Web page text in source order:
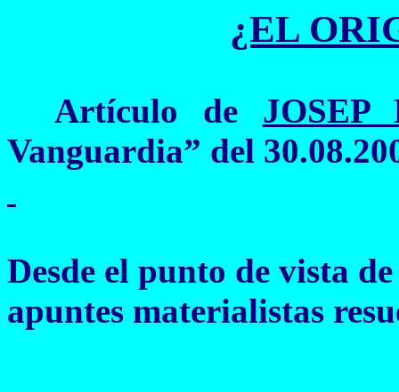
¿EL
Artículo de
Vanguardia” del
Desde el punto de vista
apuntes materialistas